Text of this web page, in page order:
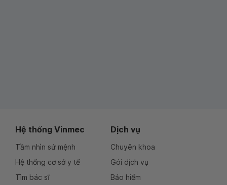
Hệ thống Vinmec
Tầm nhìn sứ mệnh
Hệ thống cơ sở y tế
Tìm bác sĩ
Dịch vụ
Chuyên khoa
Gói dịch vụ
Bảo hiểm